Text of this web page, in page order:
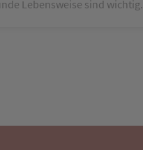
Lebensweise sind wichtig.